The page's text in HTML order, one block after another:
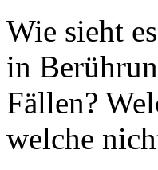
Wie sieht
in
Fällen?
welche